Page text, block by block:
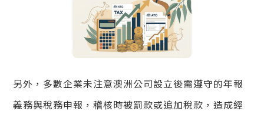
另外，多數企業未注意澳洲公司設立後需遵守的年報
義務與稅務申報，稽核時被罰款或追加稅款，造成經